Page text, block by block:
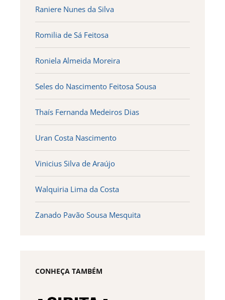
Raniere Nunes da Silva
Romilia de Sá Feitosa
Roniela Almeida Moreira
Seles do Nascimento Feitosa Sousa
Thaís Fernanda Medeiros Dias
Uran Costa Nascimento
Vinicius Silva de Araújo
Walquiria Lima da Costa
Zanado Pavão Sousa Mesquita
CONHEÇA TAMBÉM